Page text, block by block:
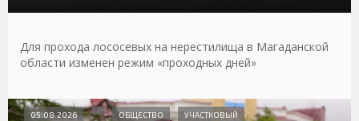
Для прохода лососевых на нерестилища в Магаданской
области изменен режим «проходных дней»
05.08.2026 ОБЩЕСТВО УЧАСТКОВЫЙ